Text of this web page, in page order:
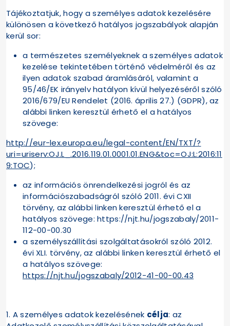
Tájékoztatjuk, hogy a személyes adatok kezelésére
különösen a következő hatályos jogszabályok alapján
kerül sor:
a természetes személyeknek a személyes adatok
kezelése tekintetében történő védelméről és az
ilyen adatok szabad áramlásáról, valamint a
95/46/EK irányelv hatályon kívül helyezéséről szóló
2016/679/EU Rendelet (2016. április 27.) (GDPR), az
alábbi linken keresztül érhető el a hatályos
szövege:
http://eur-lex.europa.eu/legal-content/EN/TXT/?
uri=uriserv:OJ.L_.2016.119.01.0001.01.ENG&toc=OJ:L:2016:11
9:TOC);
az információs önrendelkezési jogról és az
információszabadságról szóló 2011. évi CXII
törvény, az alábbi linken keresztül érhető el a
hatályos szövege: https://njt.hu/jogszabaly/2011-
112-00-00.30
a személyszállítási szolgáltatásokról szóló 2012.
évi XLI. törvény, az alábbi linken keresztül érhető el
a hatályos szövege:
https://njt.hu/jogszabaly/2012-41-00-00.43
1. A személyes adatok kezelésének célja: az